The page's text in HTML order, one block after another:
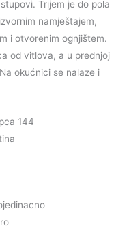
Trijem je do pola
namještajem,
i otvorenim ognjištem.
od vitlova, a u prednjoj
okućnici se nalaze i
144